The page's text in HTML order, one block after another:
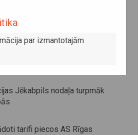
abonementa biļetes, braucot
maršrutos
Jēkabpils nodaļa turpmāk
tarifi piecos AS Rīgas
par izmantotajām